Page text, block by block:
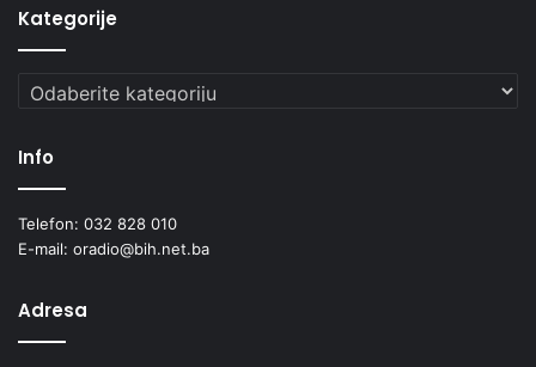
Kategorije
Kategorije
Info
Telefon: 032 828 010
E-mail: oradio@bih.net.ba
Adresa